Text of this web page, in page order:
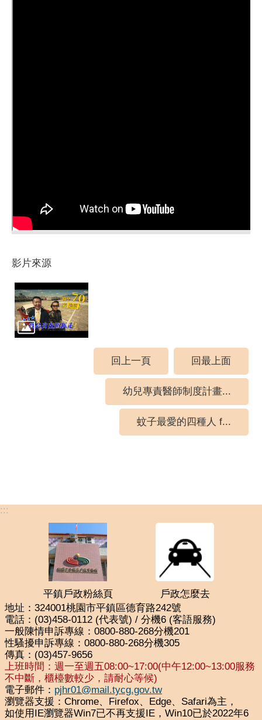
影片來源
回上一頁 回最上面
幼兒專責醫師制度計畫...
蚊子最愛的四種人 f...
:::
平鎮戶政粉絲頁
戶政怎麼去
地址：324001桃園市平鎮區德育路242號
電話：(03)458-0112 (代表號) / 分機6 (客語服務)
一般陳情申訴專線：0800-880-268分機201
性騷擾申訴專線：0800-880-268分機305
傳真：(03)457-9656
上班時間：週一至週五08:00~17:00(中午12:00~13:00服務
不中斷，櫃檯數較少，請耐心等候)
電子郵件： pjhr01@mail.tycg.gov.tw
瀏覽器支援：Chrome、Firefox、Edge、Safari為主，
如使用IE瀏覽器Win7已不再支援IE，Win10已於2022年6